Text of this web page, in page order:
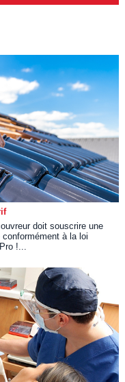
doit souscrire une
à la loi
!...